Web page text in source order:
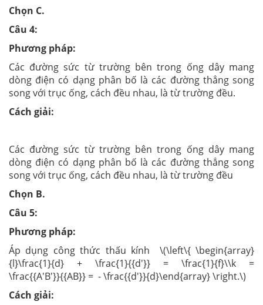
Chọn C.
Câu 4:
Phương pháp:
Các đường sức từ trường bên trong ống dây mang
dòng điện có dạng phân bố là các đường thẳng song
song với trục ống, cách đều nhau, là từ trường đều.
Cách giải:
Các đường sức từ trường bên trong ống dây mang
dòng điện có dạng phân bố là các đường thẳng song
song với trục ống, cách đều nhau, là từ trường đều
Chọn B.
Câu 5:
Phương pháp:
Áp dụng công thức thấu kính \(\left\{ \begin{array}
{l}\frac{1}{d} + \frac{1}{{d'}} = \frac{1}{f}\\k =
\frac{{A'B'}}{{AB}} = - \frac{{d'}}{d}\end{array} \right.\)
Cách giải: